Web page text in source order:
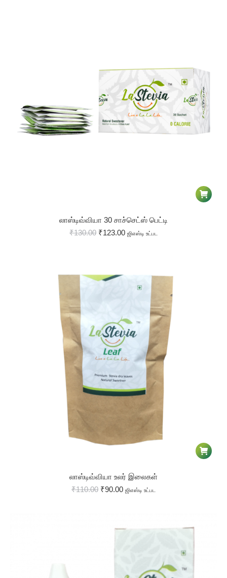
லாஸ்டிவ்வியா 30 சாச்செட்ஸ் பெட்டி
₹130.00 ₹123.00 ஜிஎஸ்டி உட்பட
லாஸ்டிவ்வியா உலர் இலைகள்
₹110.00 ₹90.00 ஜிஎஸ்டி உட்பட